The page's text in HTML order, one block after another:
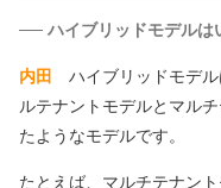
── ハイブリッドモデルは
内田
ハイブリッドモデル
ルテナントモデルとマル
たようなモデルです。
たとえば、マルチテナン